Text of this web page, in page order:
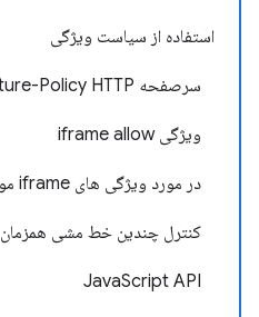
استفاده از سیاست ویژگی
سرصفحه Feature-Policy HTTP
ویژگی iframe allow
در مورد ویژگی های iframe موجود چطور؟
کنترل چندین خط مشی همزمان
JavaScript API